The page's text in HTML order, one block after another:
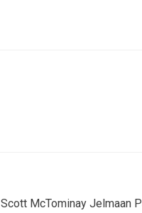
Scott McTominay Jelmaan